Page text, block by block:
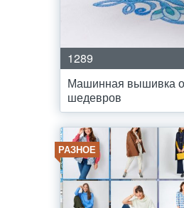
1289
Машинная вышивка
шедевров
РАЗНОЕ